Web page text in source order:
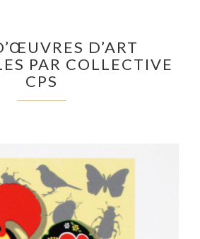
D’ART
PAR COLLECTIVE
CPS